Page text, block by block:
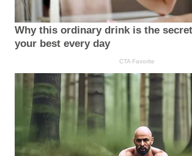
Why this ordinary drink is the
your best every day
CTA Favorite